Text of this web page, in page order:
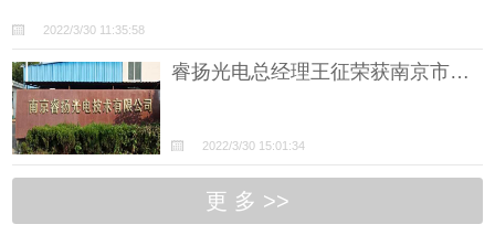
2022/3/30 11:35:58
睿扬光电总经理王征荣获南京市…
2022/3/30 15:01:34
更 多 >>